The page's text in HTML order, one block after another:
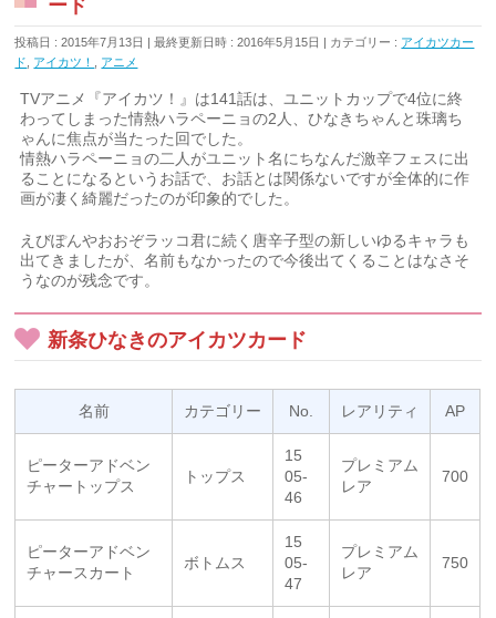
ード
投稿日 : 2015年7月13日 最終更新日時 : 2016年5月15日 カテゴリー : アイカツカー
ド
アイカツ！ アニメ
TVアニメ『アイカツ！』は141話は、ユニットカップで4位に終
わってしまった情熱ハラペーニョの2人、ひなきちゃんと珠璃ち
ゃんに焦点が当たった回でした。
情熱ハラペーニョの二人がユニット名にちなんだ激辛フェスに出
ることになるというお話で、お話とは関係ないですが全体的に作
画が凄く綺麗だったのが印象的でした。
えびぽんやおおぞラッコ君に続く唐辛子型の新しいゆるキャラも
出てきましたが、名前もなかったので今後出てくることはなさそ
うなのが残念です。
新条ひなきのアイカツカード
名前 カテゴリー No. レアリティ AP
ピーターアドベン
チャートップス
トップス
15
05-
46
プレミアム
レア
700
ピーターアドベン
チャースカート
ボトムス
15
05-
47
プレミアム
レア
750